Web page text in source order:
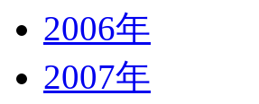
2006年
2007年